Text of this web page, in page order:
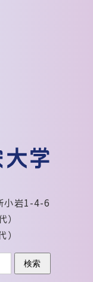
小岩1-4-6